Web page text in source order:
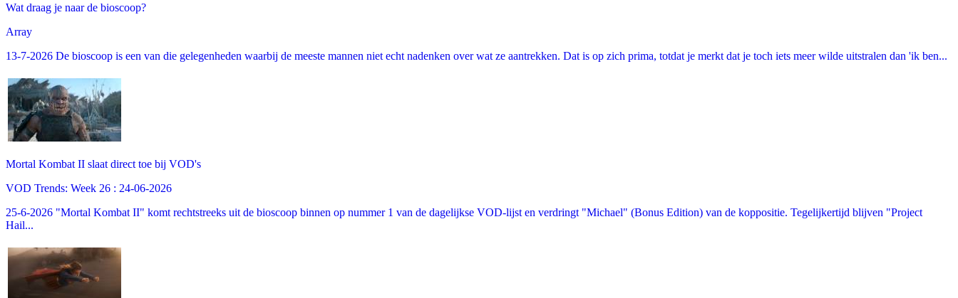
Wat draag je naar de bioscoop?
Array
13-7-2026 De bioscoop is een van die gelegenheden waarbij de meeste mannen niet echt nadenken over wat ze aantrekken. Dat is op zich prima, totdat je merkt dat je toch iets meer wilde uitstralen dan 'ik ben...
Mortal Kombat II slaat direct toe bij VOD's
VOD Trends: Week 26 : 24-06-2026
25-6-2026 "Mortal Kombat II" komt rechtstreeks uit de bioscoop binnen op nummer 1 van de dagelijkse VOD-lijst en verdringt "Michael" (Bonus Edition) van de koppositie. Tegelijkertijd blijven "Project
Hail...